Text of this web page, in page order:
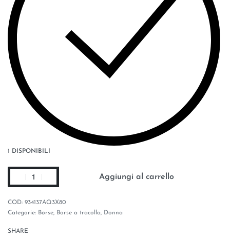
1 DISPONIBILI
Aggiungi al carrello
934137AQ3X80
Categorie: Borse, Borse a tracolla, Donna
SHARE